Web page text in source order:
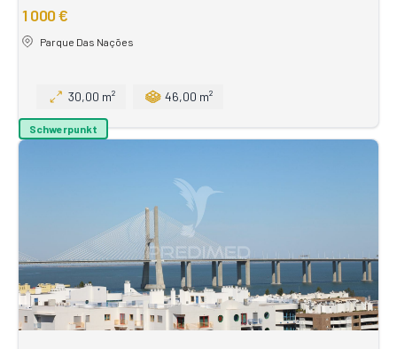
1 000 €
Parque Das Nações
30,00 m² 46,00 m²
Schwerpunkt